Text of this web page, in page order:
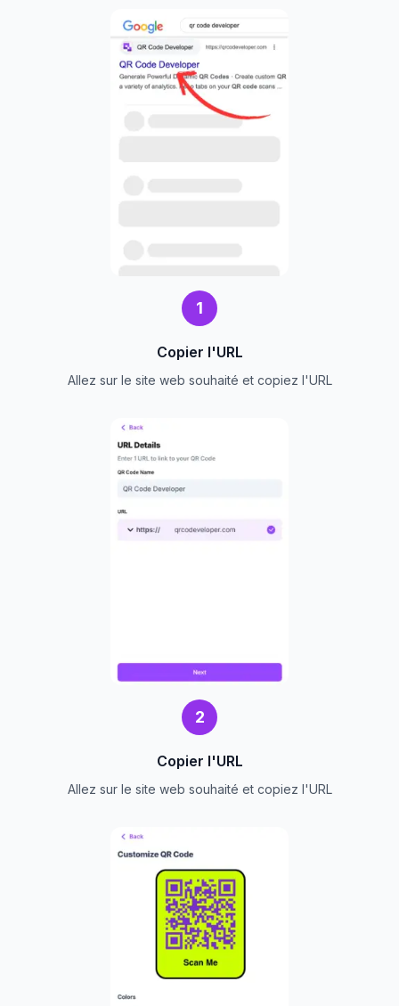
1
Copier l'URL
Allez sur le site web souhaité et copiez l'URL
2
Copier l'URL
Allez sur le site web souhaité et copiez l'URL